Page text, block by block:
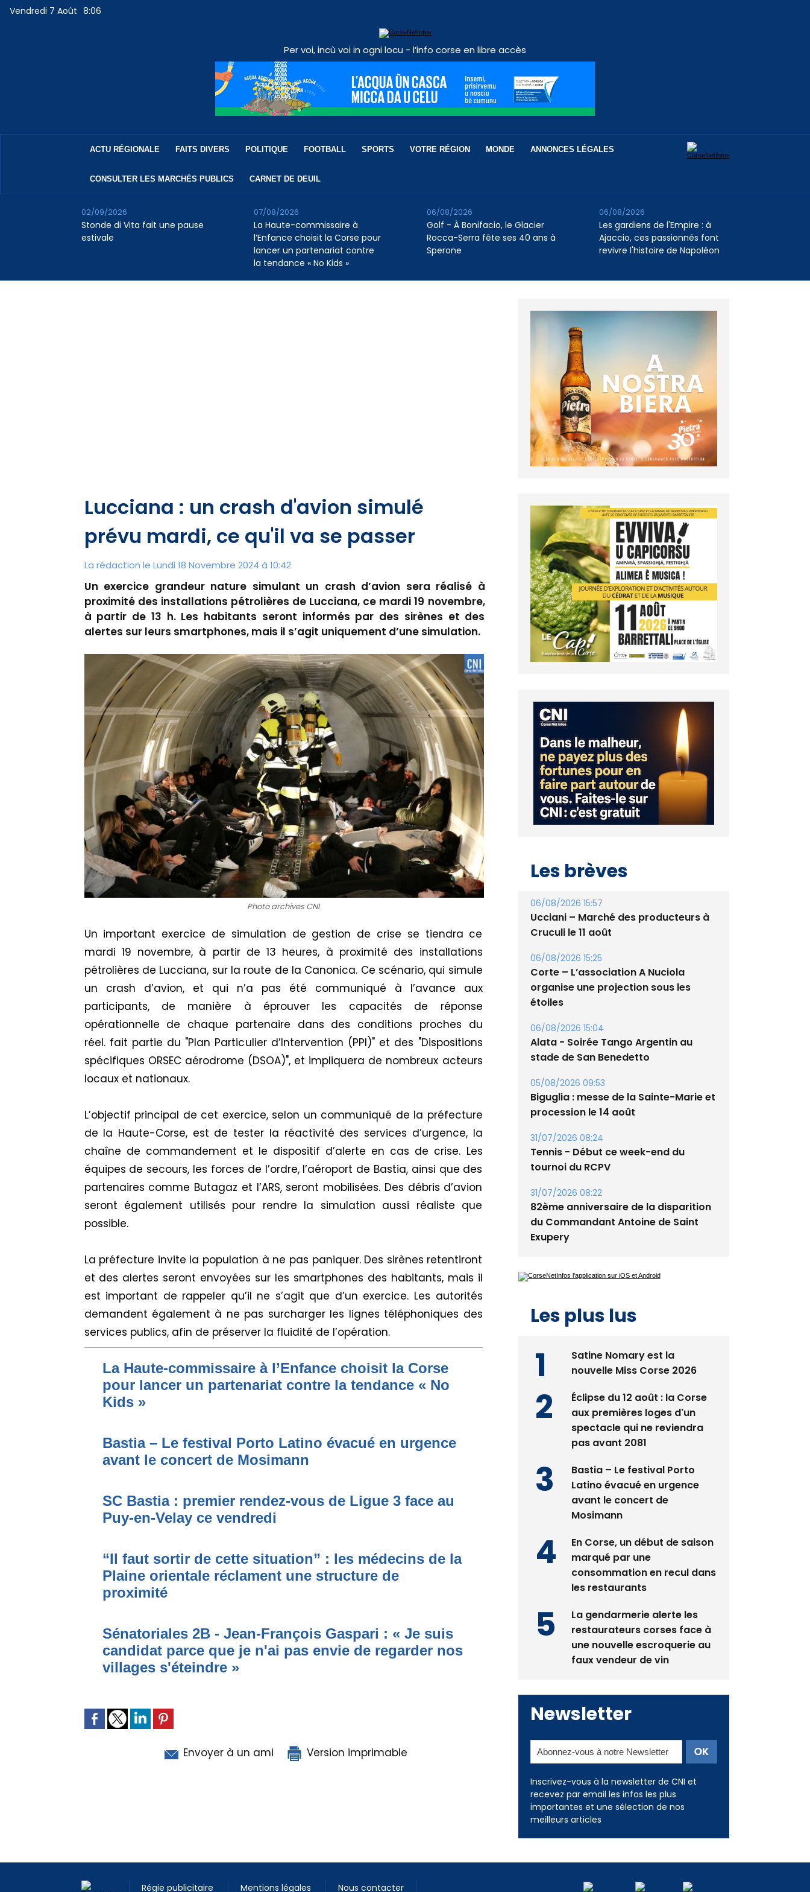
Vendredi 7 Août 8:06
Per voi, incù voi in ogni locu - l’info corse en libre accès
ACTU RÉGIONALE FAITS DIVERS POLITIQUE FOOTBALL SPORTS VOTRE RÉGION MONDE ANNONCES LÉGALES
CONSULTER LES MARCHÉS PUBLICS CARNET DE DEUIL
Stonde di Vita fait une pause
estivale
02/09/2026
La Haute-commissaire à
l’Enfance choisit la Corse pour
lancer un partenariat contre
la tendance « No Kids »
07/08/2026
Golf - À Bonifacio, le Glacier
Rocca-Serra fête ses 40 ans à
Sperone
06/08/2026
Les gardiens de l'Empire : à
Ajaccio, ces passionnés font
revivre l'histoire de Napoléon
06/08/2026
Lucciana : un crash d'avion simulé
prévu mardi, ce qu'il va se passer
La rédaction le Lundi 18 Novembre 2024 à 10:42
Un exercice grandeur nature simulant un crash d’avion sera réalisé à
proximité des installations pétrolières de Lucciana, ce mardi 19 novembre,
à partir de 13 h. Les habitants seront informés par des sirènes et des
alertes sur leurs smartphones, mais il s’agit uniquement d’une simulation.
Photo archives CNI
Un important exercice de simulation de gestion de crise se tiendra ce
mardi 19 novembre, à partir de 13 heures, à proximité des installations
pétrolières de Lucciana, sur la route de la Canonica. Ce scénario, qui simule
un crash d’avion, et qui n’a pas été communiqué à l’avance aux
participants, de manière à éprouver les capacités de réponse
opérationnelle de chaque partenaire dans des conditions proches du
réel. fait partie du "Plan Particulier d’Intervention (PPI)" et des "Dispositions
spécifiques ORSEC aérodrome (DSOA)", et impliquera de nombreux acteurs
locaux et nationaux.
L’objectif principal de cet exercice, selon un communiqué de la préfecture
de la Haute-Corse, est de tester la réactivité des services d’urgence, la
chaîne de commandement et le dispositif d’alerte en cas de crise. Les
équipes de secours, les forces de l’ordre, l’aéroport de Bastia, ainsi que des
partenaires comme Butagaz et l’ARS, seront mobilisées. Des débris d’avion
seront également utilisés pour rendre la simulation aussi réaliste que
possible.
La préfecture invite la population à ne pas paniquer. Des sirènes retentiront
et des alertes seront envoyées sur les smartphones des habitants, mais il
est important de rappeler qu’il ne s’agit que d’un exercice. Les autorités
demandent également à ne pas surcharger les lignes téléphoniques des
services publics, afin de préserver la fluidité de l’opération.
La Haute-commissaire à l’Enfance choisit la Corse
pour lancer un partenariat contre la tendance « No
Kids »
Bastia – Le festival Porto Latino évacué en urgence
avant le concert de Mosimann
SC Bastia : premier rendez-vous de Ligue 3 face au
Puy-en-Velay ce vendredi
“Il faut sortir de cette situation” : les médecins de la
Plaine orientale réclament une structure de
proximité
Sénatoriales 2B - Jean-François Gaspari : « Je suis
candidat parce que je n'ai pas envie de regarder nos
villages s'éteindre »
Envoyer à un ami Version imprimable
Les brèves
06/08/2026 15:57
Cruculi le 11 août
06/08/2026 15:25
Corte – L’association A Nuciola
étoiles
06/08/2026 15:04
stade de San Benedetto
05/08/2026 09:53
procession le 14 août
31/07/2026 08:24
tournoi du RCPV
31/07/2026 08:22
82ème anniversaire de la disparition
nouvelle Miss Corse 2026
Éclipse du 12 août : la Corse
aux premières loges d'un
pas avant 2081
Bastia – Le festival Porto
Latino évacué en urgence
Mosimann
En Corse, un début de saison
marqué par une
les restaurants
La gendarmerie alerte les
restaurateurs corses face à
Newsletter
Inscrivez-vous à la newsletter de CNI et
recevez par email les infos les plus